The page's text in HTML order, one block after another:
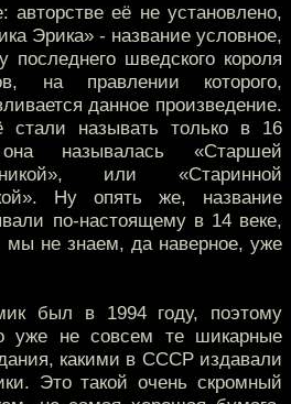
авторстве её не установлено,
Эрика» - название условное,
последнего шведского короля
на правлении которого,
данное произведение.
стали называть только в 16
называлась «Старшей
или «Старинной
Ну опять же, название
по-настоящему в 14 веке,
мы не знаем, да наверное, уже
был в 1994 году, поэтому
уже не совсем те шикарные
какими в СССР издавали
Это такой очень скромный